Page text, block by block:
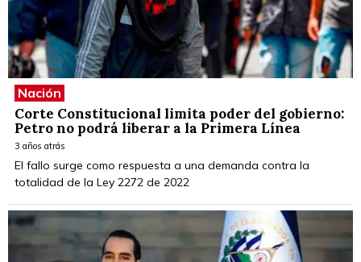
Nación
Corte Constitucional limita poder del gobierno:
Petro no podrá liberar a la Primera Línea
3 años atrás
El fallo surge como respuesta a una demanda contra la
totalidad de la Ley 2272 de 2022